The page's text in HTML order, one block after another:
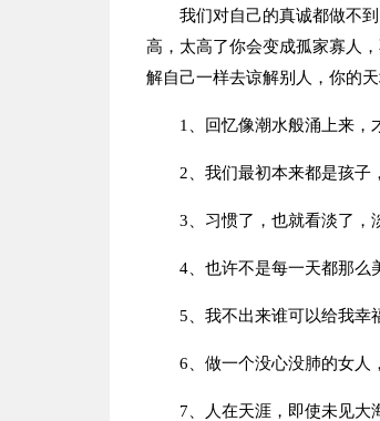
我们对自己的真诚都做不
高，太高了你会变成孤家寡人
解自己一样去谅解别人，你的
1、回忆像潮水般涌上来，
2、我们最初本来都是孩子
3、习惯了，也就看淡了，
4、也许不是每一天都那么
5、我不出来谁可以给我幸
6、做一个没心没肺的女人
7、人在天涯，即使未见大